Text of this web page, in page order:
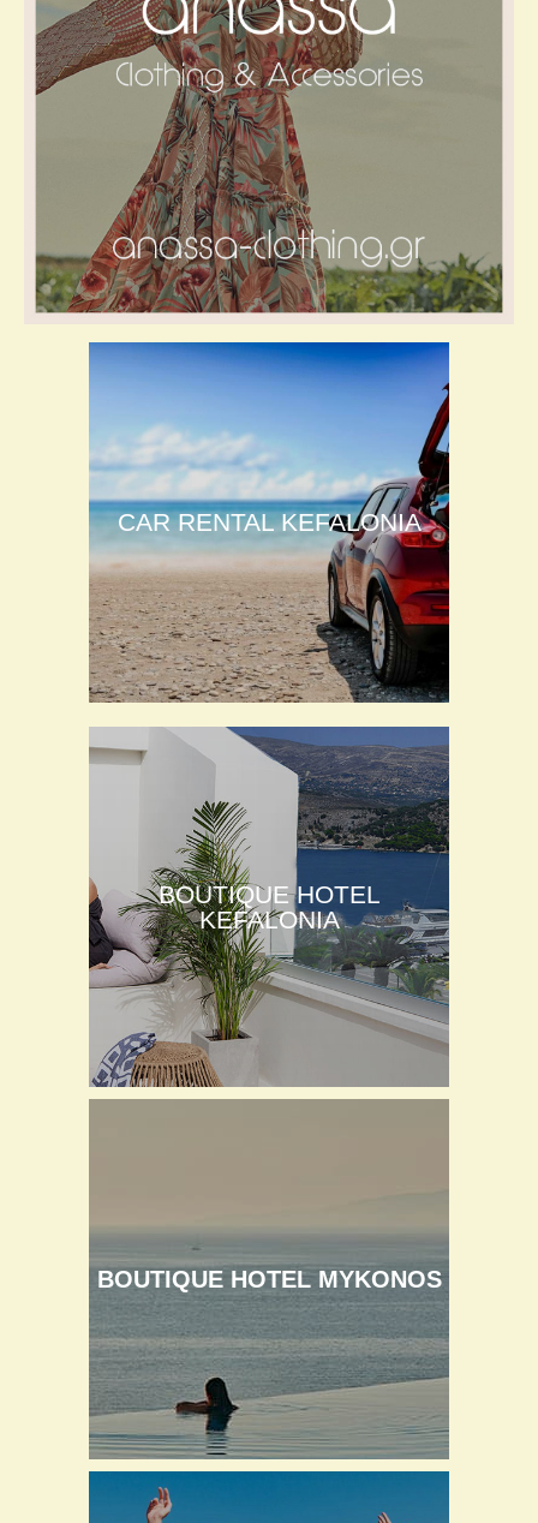
CAR RENTAL KEFALONIA
BOUTIQUE HOTEL
KEFALONIA
BOUTIQUE HOTEL MYKONOS